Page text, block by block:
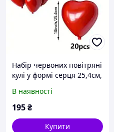
Набір червоних повітряні
кулі у формі серця 25,4см,
В наявності
195₴
Купити